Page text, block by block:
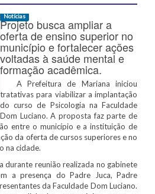
Notícias
Projeto busca ampliar a
oferta de ensino superior no
município e fortalecer ações
voltadas à saúde mental e
formação acadêmica.
A Prefeitura de Mariana iniciou
tratativas para viabilizar a implantação
do curso de Psicologia na Faculdade
Dom Luciano. A proposta faz parte de
entre o município e a instituição de
da oferta de cursos superiores e no
na cidade.
durante reunião realizada no gabinete
a presença do Padre Juca, Padre
da Faculdade Dom Luciano.